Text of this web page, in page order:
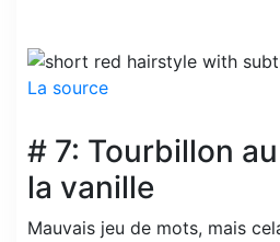
La source
# 7: Tourbillon
la vanille
Mauvais jeu de mots, mais